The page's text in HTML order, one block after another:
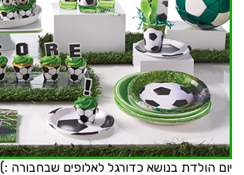
יום הולדת בנושא כדורגל לאלופים שבחבורה :)